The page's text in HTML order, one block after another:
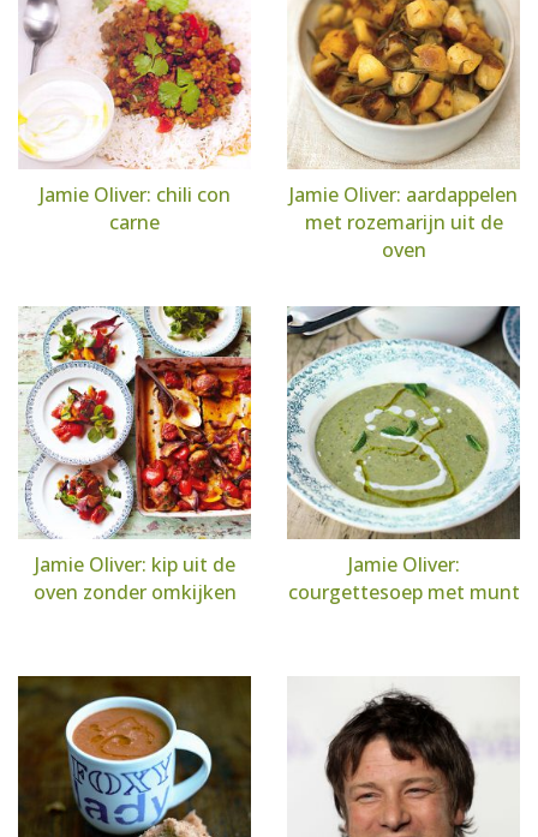
Jamie Oliver: chili con
carne
Jamie Oliver: aardappelen
met rozemarijn uit de
oven
Jamie Oliver: kip uit de
oven zonder omkijken
Jamie Oliver:
courgettesoep met munt